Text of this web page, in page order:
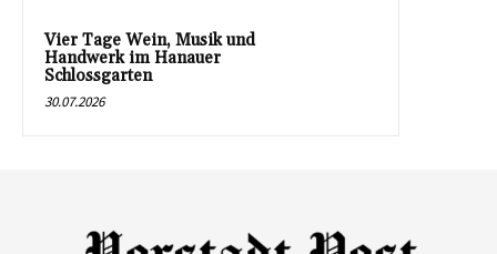
Vier Tage Wein, Musik und
Handwerk im Hanauer
Schlossgarten
30.07.2026